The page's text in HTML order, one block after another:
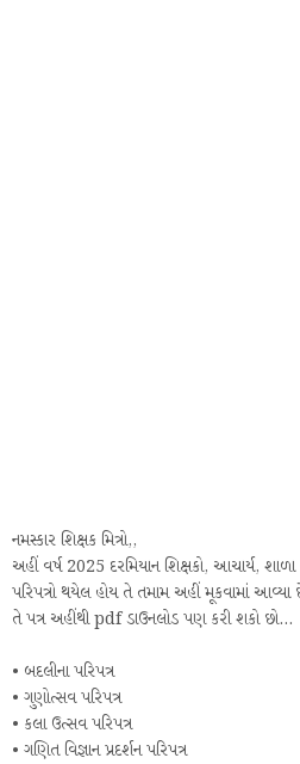
નમસ્કાર શિક્ષક મિત્રો,,
અહીં વર્ષ 2025 દરમિયાન શિક્ષકો, આચાર્ય,
પરિપત્રો થયેલ હોય તે તમામ અહીં મૂકવામાં
તે પત્ર અહીંથી pdf ડાઉનલોડ પણ કરી શકો છો...
• બદલીના પરિપત્ર
• ગુણોત્સવ પરિપત્ર
• કલા ઉત્સવ પરિપત્ર
• ગણિત વિજ્ઞાન પ્રદર્શન પરિપત્ર